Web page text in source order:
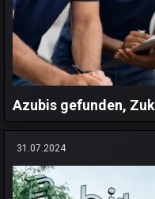
Azubis gefunden,
31.07.2024